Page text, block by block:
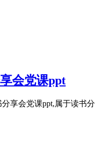
会党课ppt
享会党课ppt,属于读书分